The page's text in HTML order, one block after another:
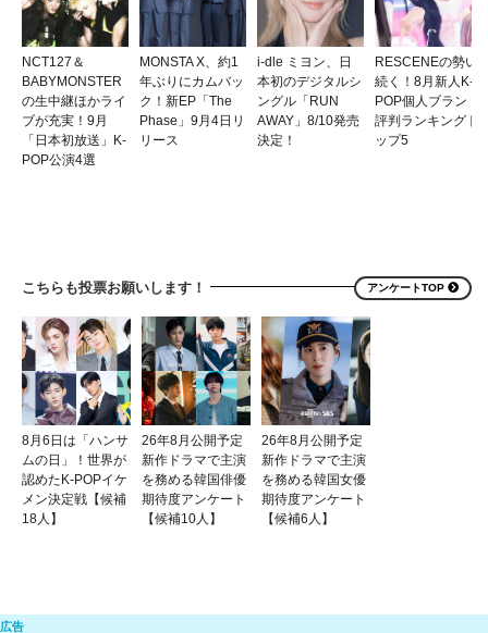
NCT127＆
BABYMONSTER
の生中継ほかライ
ブが充実！9月
「日本初放送」K-
POP公演4選
MONSTA X、約1
年ぶりにカムバッ
ク！新EP「The
Phase」9月4日リ
リース
i-dle ミヨン、日
本初のデジタルシ
ングル「RUN
AWAY」8/10発売
決定！
RESCENEの勢い
続く！8月新人K-
POP個人ブランド
評判ランキングト
ップ5
こちらも投票お願いします！ アンケートTOP
8月6日は「ハンサ
ムの日」！世界が
認めたK-POPイケ
メン決定戦【候補
18人】
26年8月公開予定
新作ドラマで主演
を務める韓国俳優
期待度アンケート
【候補10人】
26年8月公開予定
新作ドラマで主演
を務める韓国女優
期待度アンケート
【候補6人】